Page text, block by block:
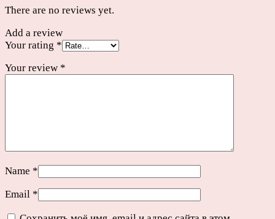
quantity
There are no reviews yet.
Add a review
Your rating *
Your review *
Name *
Email *